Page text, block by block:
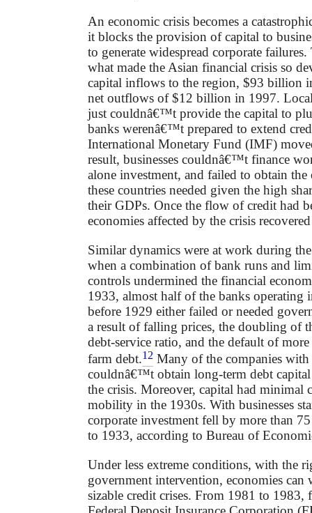
An economic crisis becomes a
it blocks the provision of capital to
to generate widespread corporate
what made the Asian financial crisis so
capital inflows to the region, $93 billion
net outflows of $12 billion in 1997.
just couldnâ€™t provide the capital to
banks werenâ€™t prepared to extend
International Monetary Fund (IMF)
result, businesses couldnâ€™t finance
alone investment, and failed to obtain
these countries needed given the high
their GDPs. Once the flow of credit had
economies affected by the crisis
Similar dynamics were at work during
when a combination of bank runs and
controls undermined the financial
1933, almost half of the banks operating
before 1929 either failed or needed
a result of falling prices, the doubling of
debt-service ratio, and the default of
farm debt.12 Many of the companies with
couldnâ€™t obtain long-term debt capital
the crisis. Moreover, capital had minimal
mobility in the 1930s. With businesses
corporate investment fell by more than
to 1933, according to Bureau of
Under less extreme conditions, with the
government intervention, economies can
sizable credit crises. From 1981 to 1983,